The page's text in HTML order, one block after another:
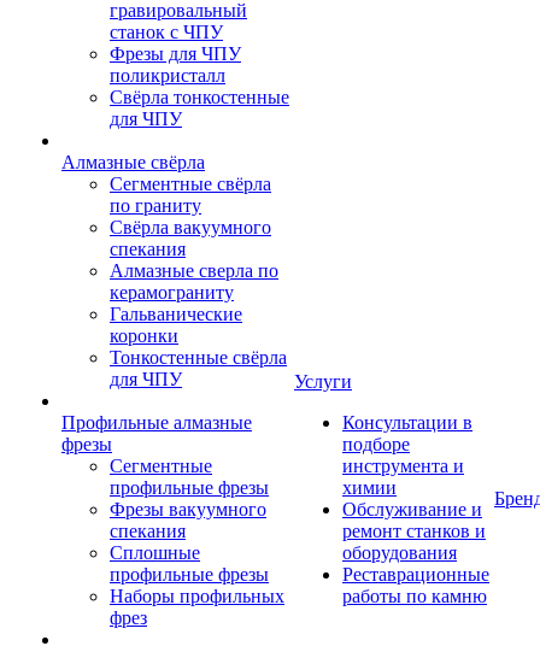
гравировальный
станок с ЧПУ
Фрезы для ЧПУ
поликристалл
Свёрла тонкостенные
для ЧПУ
Алмазные свёрла
Сегментные свёрла
по граниту
Свёрла вакуумного
спекания
Алмазные сверла по
керамограниту
Гальванические
коронки
Тонкостенные свёрла
для ЧПУ
Профильные алмазные
фрезы
Сегментные
профильные фрезы
Фрезы вакуумного
спекания
Сплошные
профильные фрезы
Наборы профильных
фрез
Услуги
Консультации в
подборе
инструмента и
химии
Обслуживание и
ремонт станков и
оборудования
Реставрационные
работы по камню